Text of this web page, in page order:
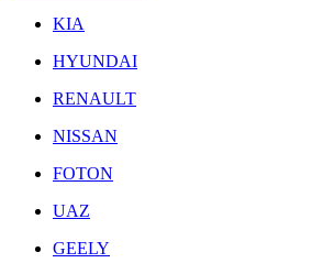
KIA
HYUNDAI
RENAULT
NISSAN
FOTON
UAZ
GEELY